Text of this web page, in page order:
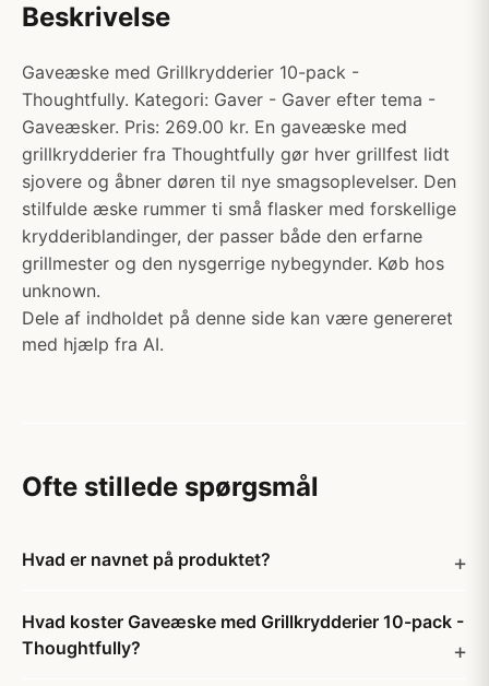
Beskrivelse
Gaveæske med Grillkrydderier 10-pack -
Thoughtfully. Kategori: Gaver - Gaver efter tema -
Gaveæsker. Pris: 269.00 kr. En gaveæske med
grillkrydderier fra Thoughtfully gør hver grillfest lidt
sjovere og åbner døren til nye smagsoplevelser. Den
stilfulde æske rummer ti små flasker med forskellige
krydderiblandinger, der passer både den erfarne
grillmester og den nysgerrige nybegynder. Køb hos
unknown.
Dele af indholdet på denne side kan være genereret
med hjælp fra AI.
Ofte stillede spørgsmål
Hvad er navnet på produktet?
Hvad koster Gaveæske med Grillkrydderier 10-pack -
Thoughtfully?